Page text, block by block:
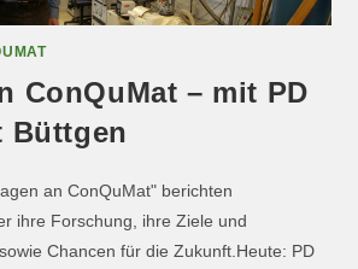
ConQuMat – mit PD
Büttgen
an ConQuMat" berichten
ihre Forschung, ihre Ziele und
Chancen für die Zukunft.Heute: PD